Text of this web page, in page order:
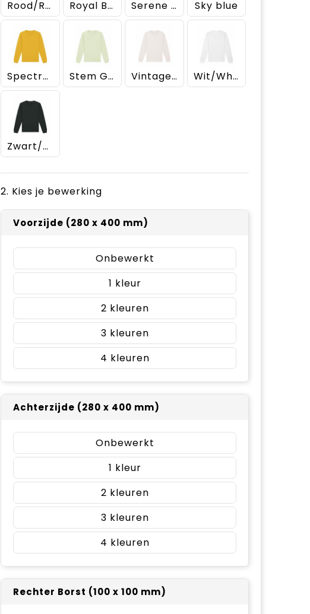
Rood/Red Royal Blue Serene Blue Sky blue
Spectra Yellow Stem Green Vintage White Wit/White
Zwart/Black
2. Kies je bewerking
Voorzijde (280 x 400 mm)
Onbewerkt
1
2
3
4
Achterzijde (280 x 400 mm)
Onbewerkt
1
2
3
4
Rechter Borst (100 x 100 mm)